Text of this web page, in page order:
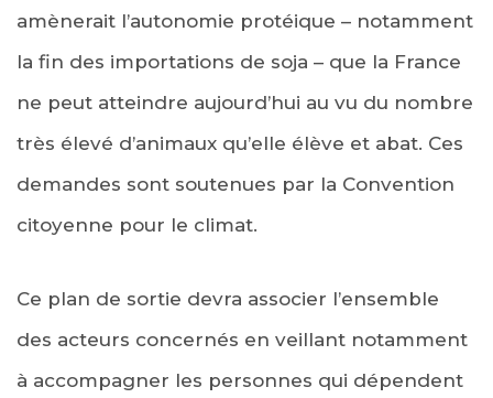
amènerait l’autonomie protéique – notamment
la fin des importations de soja – que la France
ne peut atteindre aujourd’hui au vu du nombre
très élevé d’animaux qu’elle élève et abat. Ces
demandes sont soutenues par la Convention
citoyenne pour le climat.
Ce plan de sortie devra associer l’ensemble
des acteurs concernés en veillant notamment
à accompagner les personnes qui dépendent